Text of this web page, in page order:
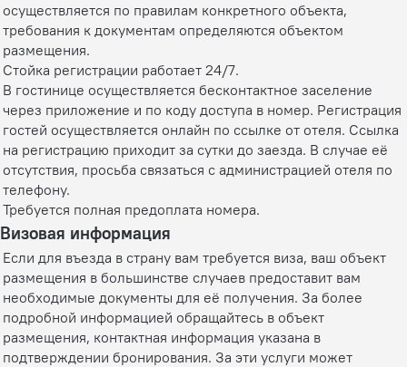
осуществляется по правилам конкретного объекта,
требования к документам определяются объектом
размещения.
Стойка регистрации работает 24/7.
В гостинице осуществляется бесконтактное заселение
через приложение и по коду доступа в номер. Регистрация
гостей осуществляется онлайн по ссылке от отеля. Ссылка
на регистрацию приходит за сутки до заезда. В случае её
отсутствия, просьба связаться с администрацией отеля по
телефону.
Требуется полная предоплата номера.
Визовая информация
Если для въезда в страну вам требуется виза, ваш объект
размещения в большинстве случаев предоставит вам
необходимые документы для её получения. За более
подробной информацией обращайтесь в объект
размещения, контактная информация указана в
подтверждении бронирования. За эти услуги может